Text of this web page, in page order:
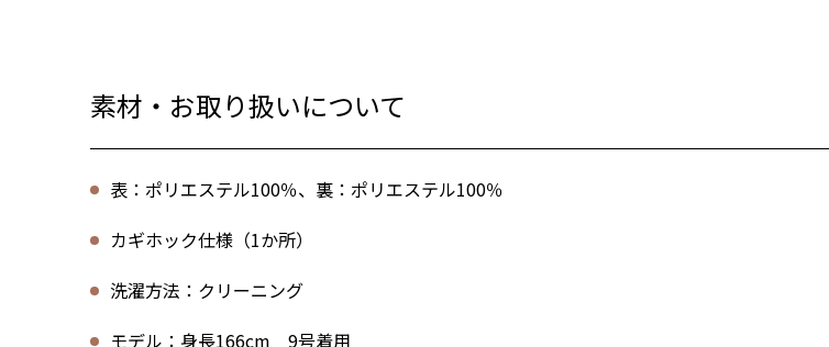
素材・お取り扱いについて
表：ポリエステル100％、裏：ポリエステル100％
カギホック仕様（1か所）
洗濯方法：クリーニング
モデル：身長166cm 9号着用